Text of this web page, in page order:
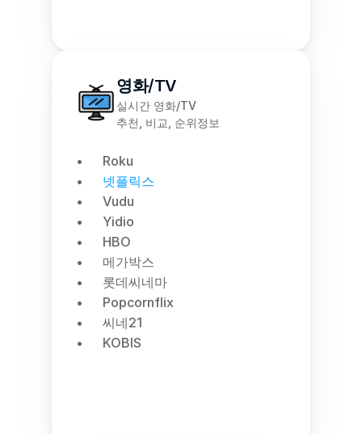
영화/TV
실시간 영화/TV
추천, 비교, 순위정보
Roku
넷플릭스
Vudu
Yidio
HBO
메가박스
롯데씨네마
Popcornflix
씨네21
KOBIS